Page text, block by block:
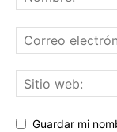
Guardar mi